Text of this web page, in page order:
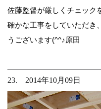
佐藤監督が厳しくチェック
確かな工事をしていただき
うございます(^^♪原田
23. 2014年10月09日